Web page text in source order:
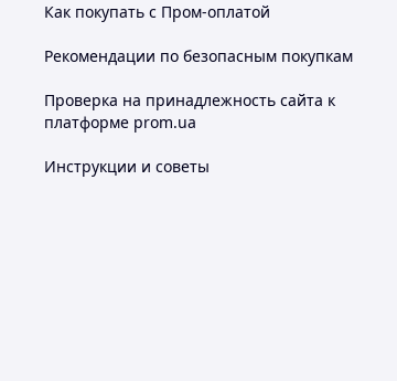
Как покупать с Пром-оплатой
Рекомендации по безопасным покупкам
Проверка на принадлежность сайта к
платформе prom.ua
Инструкции и советы